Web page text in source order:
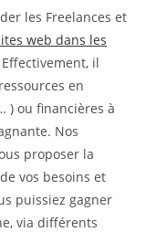
les Freelances et
web dans les
il
en
) ou financières à
Nos
proposer la
vos besoins et
puissiez gagner
via différents